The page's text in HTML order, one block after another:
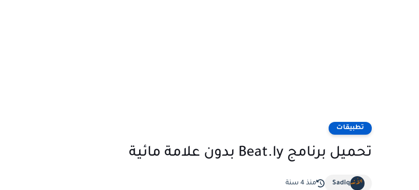
تطبيقات
تحميل برنامج Beat.ly بدون علامة مائية
Sadiq منذ 4 سنة